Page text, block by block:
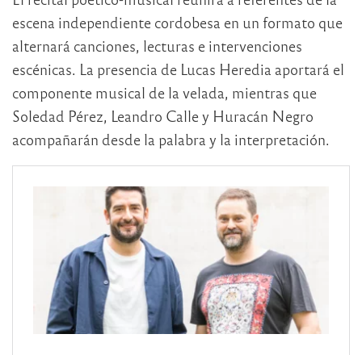
escena independiente cordobesa en un formato que
alternará canciones, lecturas e intervenciones
escénicas. La presencia de Lucas Heredia aportará el
componente musical de la velada, mientras que
Soledad Pérez Leandro Calley Huracán Negro
acompañarán desde la palabra y la interpretación.